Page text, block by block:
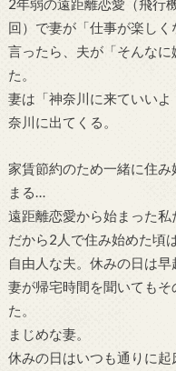
2年弱の遠距離恋愛（飛行
回）で妻が「仕事が楽し
言ったら、夫が「そんな
た。
妻は「神奈川に来ていい
奈川に出てくる。
家賃節約のため一緒に住
まる…
遠距離恋愛から始まった私
だから2人で住み始めた頃
自由人な夫。休みの日は早
妻が帰宅時間を聞いても
た。
まじめな妻。
休みの日はいつも通りに